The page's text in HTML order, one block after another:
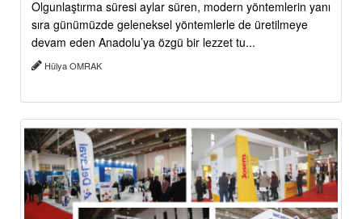
Olgunlaştırma süresi aylar süren, modern yöntemlerin yanı
sıra günümüzde geleneksel yöntemlerle de üretilmeye
devam eden Anadolu’ya özgü bir lezzet tu...
Hülya OMRAK